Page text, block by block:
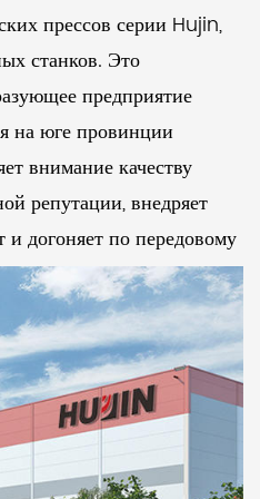
прессов серии Hujin,
станков. Это
предприятие
на юге провинции
внимание качеству
репутации, внедряет
догоняет по передовому
протяжении многих лет
с надежным
контракты и
гидравлический
YJ-32-40-315T,